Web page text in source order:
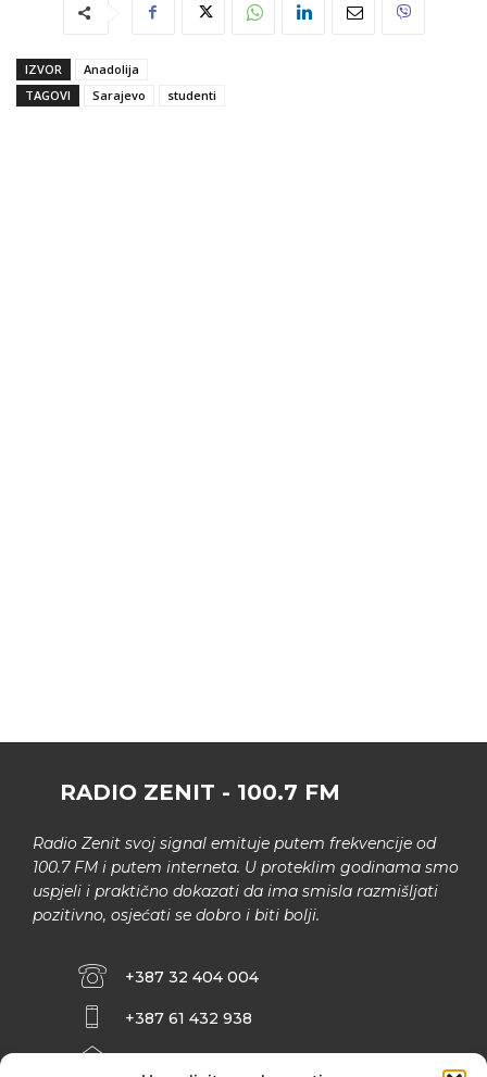
IZVOR
Anadolija
TAGOVI
Sarajevo studenti
RADIO ZENIT - 100.7 FM
Radio Zenit svoj signal emituje putem frekvencije od
100.7 FM i putem interneta. U proteklim godinama smo
uspjeli i praktično dokazati da ima smisla razmišljati
pozitivno, osjećati se dobro i biti bolji.
+387 32 404 004
+387 61 432 938
INFO@ZENIT.BA